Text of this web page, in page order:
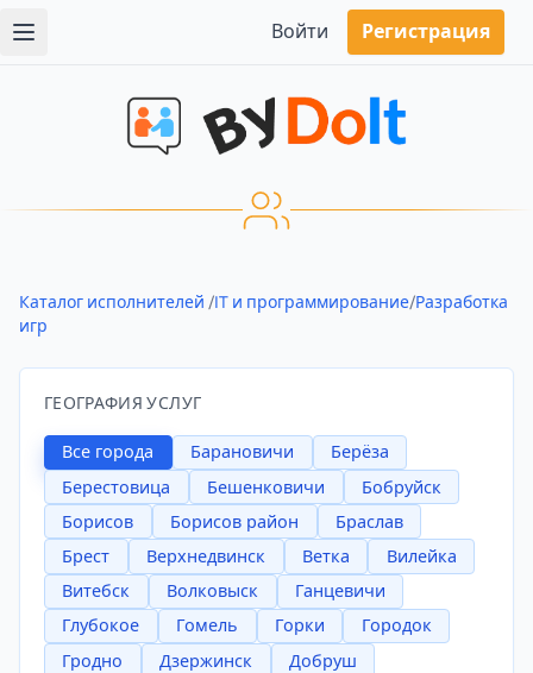
Войти Регистрация
Каталог исполнителей /IT и программирование/Разработка
игр
ГЕОГРАФИЯ УСЛУГ
Все города Барановичи
Берёза
Берестовица
Бешенковичи
Бобруйск
Борисов
Борисов район
Браслав
Брест
Верхнедвинск Ветка
Вилейка
Витебск
Волковыск
Ганцевичи
Глубокое
Гомель Горки
Городок
Гродно
Дзержинск
Добруш